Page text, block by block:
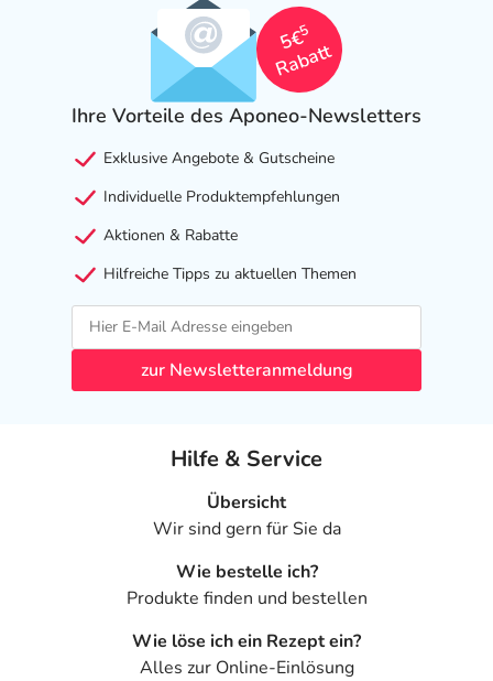
5€
5
Rabatt
Ihre Vorteile des Aponeo-Newsletters
Exklusive Angebote & Gutscheine
Individuelle Produktempfehlungen
Aktionen & Rabatte
Hilfreiche Tipps zu aktuellen Themen
zur Newsletteranmeldung
Hilfe & Service
Übersicht
Wir sind gern für Sie da
Wie bestelle ich?
Produkte finden und bestellen
Wie löse ich ein Rezept ein?
Alles zur Online-Einlösung